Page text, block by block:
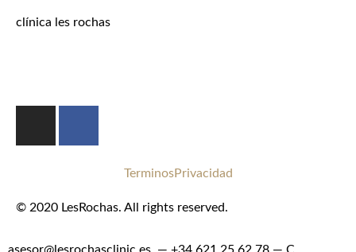
clínica les rochas
TerminosPrivacidad
© 2020 LesRochas. All rights reserved.
asesor@lesrochasclinic.es. — ‪+34 621 25 62 78‬ — C.